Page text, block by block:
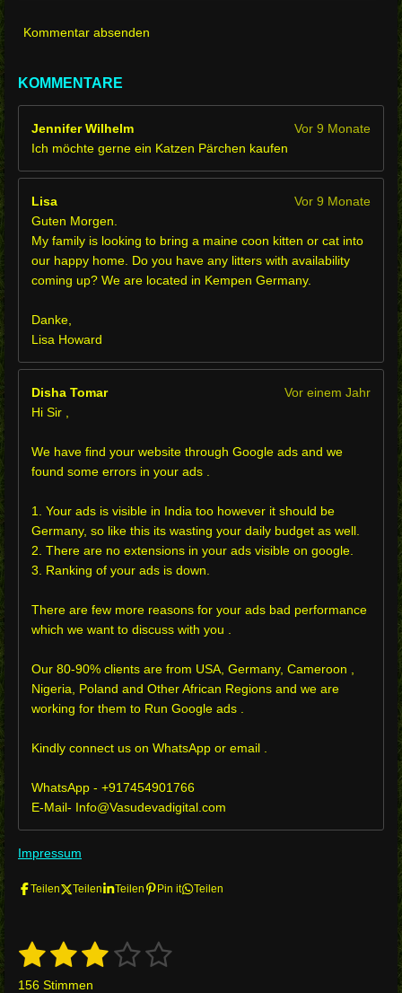
Kommentar absenden
KOMMENTARE
Jennifer Wilhelm
Vor 9 Monate
Ich möchte gerne ein Katzen Pärchen kaufen
Lisa
Vor 9 Monate
Guten Morgen.
My family is looking to bring a maine coon kitten or cat into
our happy home. Do you have any litters with availability
coming up? We are located in Kempen Germany.
Danke,
Lisa Howard
Disha Tomar
Vor einem Jahr
Hi Sir ,
We have find your website through Google ads and we
found some errors in your ads .
1. Your ads is visible in India too however it should be
Germany, so like this its wasting your daily budget as well.
2. There are no extensions in your ads visible on google.
3. Ranking of your ads is down.
There are few more reasons for your ads bad performance
which we want to discuss with you .
Our 80-90% clients are from USA, Germany, Cameroon ,
Nigeria, Poland and Other African Regions and we are
working for them to Run Google ads .
Kindly connect us on WhatsApp or email .
WhatsApp - +917454901766
E-Mail- Info@Vasudevadigital.com
Impressum
Teilen Teilen Teilen Pin it Teilen
B
e
w
1
S
2
S
3
S
4 5
B
156 Stimmen